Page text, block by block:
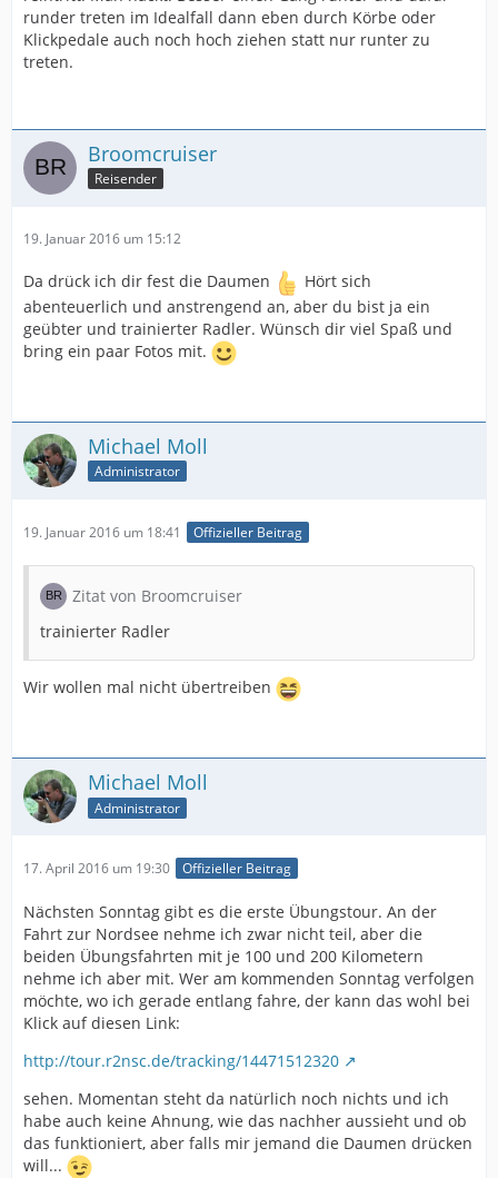
runder treten im Idealfall dann eben durch Körbe oder
Klickpedale auch noch hoch ziehen statt nur runter zu
treten.
Broomcruiser
Reisender
19. Januar 2016 um 15:12
Da drück ich dir fest die Daumen
Hört sich
abenteuerlich und anstrengend an, aber du bist ja ein
geübter und trainierter Radler. Wünsch dir viel Spaß und
bring ein paar Fotos mit.
Michael Moll
Administrator
19. Januar 2016 um 18:41 Offizieller Beitrag
Zitat von Broomcruiser
trainierter Radler
Wir wollen mal nicht übertreiben
Michael Moll
Administrator
17. April 2016 um 19:30 Offizieller Beitrag
Nächsten Sonntag gibt es die erste Übungstour. An der
Fahrt zur Nordsee nehme ich zwar nicht teil, aber die
beiden Übungsfahrten mit je 100 und 200 Kilometern
nehme ich aber mit. Wer am kommenden Sonntag verfolgen
möchte, wo ich gerade entlang fahre, der kann das wohl bei
Klick auf diesen Link:
http://tour.r2nsc.de/tracking/14471512320
sehen. Momentan steht da natürlich noch nichts und ich
habe auch keine Ahnung, wie das nachher aussieht und ob
das funktioniert, aber falls mir jemand die Daumen drücken
will...